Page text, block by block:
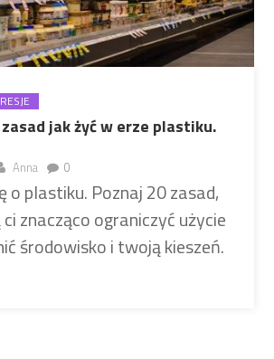
jak żyć w erze plastiku.
Anna 0
o plastiku. Poznaj 20 zasad,
znacząco ograniczyć użycie
środowisko i twoją kieszeń.